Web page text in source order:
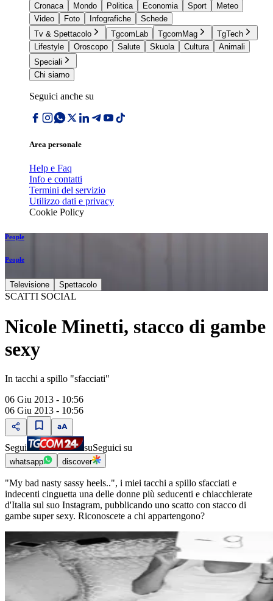
Cronaca
Mondo Politica Economia Sport
Meteo
Video
Foto Infografiche
Schede
Tv & Spettacolo
TgcomLab TgcomMag
TgTech
Lifestyle
Oroscopo Salute Skuola Cultura
Animali
Speciali
Chi siamo
Seguici anche su
Area personale
Help e Faq
Info e contatti
Termini del servizio
Utilizzo dati e privacy
Cookie Policy
People
People
Televisione Spettacolo
SCATTI SOCIAL
Nicole Minetti, stacco di gambe
sexy
In tacchi a spillo "sfacciati"
06 Giu 2013 - 10:56
06 Giu 2013 - 10:56
Segui suSeguici su
whatsapp discover
"My bad nasty sassy heels..", i miei tacchi a spillo sfacciati e
indecenti cinguetta una delle donne più seducenti e chiacchierate
d'Italia sul suo Instagram, pubblicando uno scatto con stacco di
gambe super sexy. Riconoscete a chi appartengono?